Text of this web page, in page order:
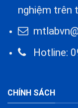
nghiệm trên
Hotline:
CHÍNH SÁCH